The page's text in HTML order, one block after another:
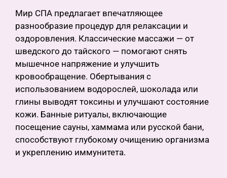
Мир СПА предлагает впечатляющее
разнообразие процедур для релаксации и
оздоровления. Классические массажи — от
шведского до тайского — помогают снять
мышечное напряжение и улучшить
кровообращение. Обертывания с
использованием водорослей, шоколада или
глины выводят токсины и улучшают состояние
кожи. Банные ритуалы, включающие
посещение сауны, хаммама или русской бани,
способствуют глубокому очищению организма
и укреплению иммунитета.